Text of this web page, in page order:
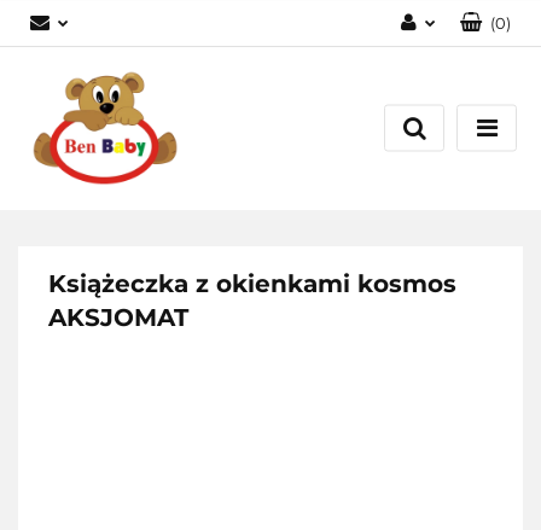
Zarejestruj się
Dodaj zgłoszenie
(0)
Książeczka z okienkami kosmos
AKSJOMAT